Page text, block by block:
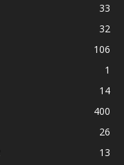
33
32
106
1
14
400
26
13